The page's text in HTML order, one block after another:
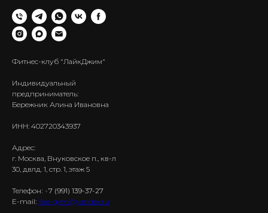
Фитнес-клуб "ЛайкДжим"
Индивидуальный
предприниматель:
Бережник Алина Ивановна
ИНН: 402720343937
Адрес:
г. Москва, Внуковское п., кв-л
30, двлд. 1, стр. 1, этаж 5
Телефон: +7 (991) 139-37-27
E-mail: like-gym@yandex.ru